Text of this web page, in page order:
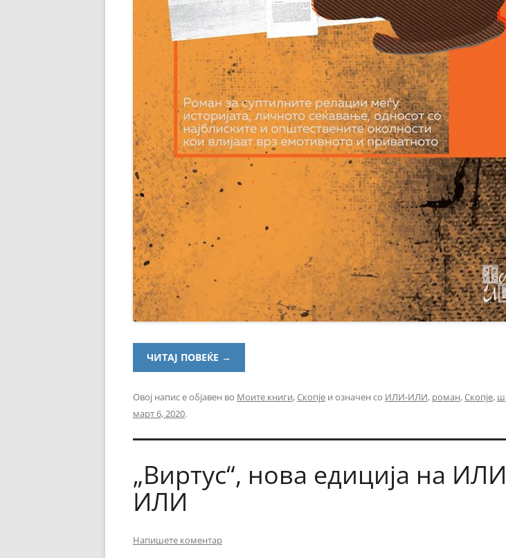
ЧИТАЈ ПОВЕЌЕ →
Овој напис е објавен во Моите книги,Скопје и означен со ИЛИ-ИЛИ, роман,Скопје,
март 6, 2020.
„Виртус“, нова едиција на
ИЛИ
Напишете коментар